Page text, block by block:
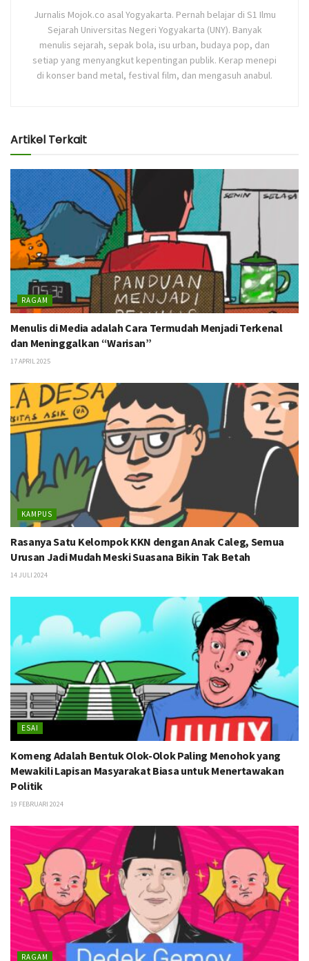
Jurnalis Mojok.co asal Yogyakarta. Pernah belajar di S1 Ilmu
Sejarah Universitas Negeri Yogyakarta (UNY). Banyak
menulis sejarah, sepak bola, isu urban, budaya pop, dan
setiap yang menyangkut kepentingan publik. Kerap menepi
di konser band metal, festival film, dan mengasuh anabul.
Artikel Terkait
RAGAM
Menulis di Media adalah Cara Termudah Menjadi Terkenal
dan Meninggalkan “Warisan”
17 APRIL 2025
KAMPUS
Rasanya Satu Kelompok KKN dengan Anak Caleg, Semua
Urusan Jadi Mudah Meski Suasana Bikin Tak Betah
14 JULI 2024
ESAI
Komeng Adalah Bentuk Olok-Olok Paling Menohok yang
Mewakili Lapisan Masyarakat Biasa untuk Menertawakan
Politik
19 FEBRUARI 2024
RAGAM